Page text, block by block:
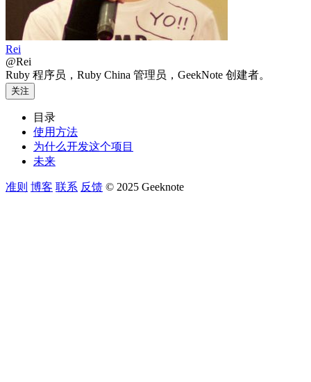
Rei
@Rei
Ruby 程序员，Ruby China 管理员，GeekNote 创建者。
关注
目录
使用方法
为什么开发这个项目
未来
准则 博客 联系 反馈 © 2025 Geeknote